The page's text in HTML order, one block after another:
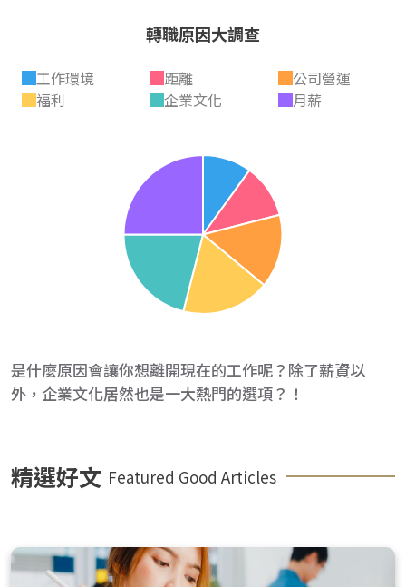
轉職原因大調查
工作環境 距離
公司營運
福利
企業文化 月薪
是什麼原因會讓你想離開現在的工作呢？除了薪資以
外，企業文化居然也是一大熱門的選項？！
精選好文 Featured Good Articles